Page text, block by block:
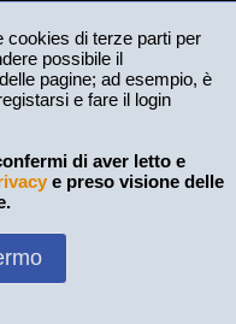
di terze parti per
possibile il
pagine; ad esempio, è
e fare il login
di aver letto e
e preso visione delle